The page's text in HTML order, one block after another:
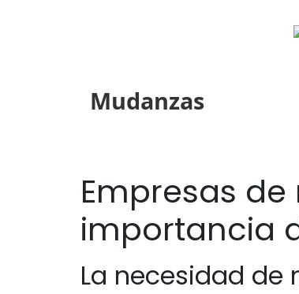
Mudanzas
Empresas
importancia
La necesidad de